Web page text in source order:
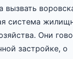
вызвать
система
Они
застройке, о